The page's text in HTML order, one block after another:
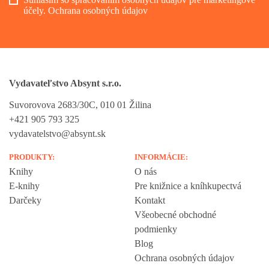
účely. Ochrana osobných údajov
Vydavateľstvo Absynt s.r.o.
Suvorovova 2683/30C, 010 01 Žilina
+421 905 793 325
vydavatelstvo@absynt.sk
PRODUKTY:
Knihy
E-knihy
Darčeky
INFORMÁCIE:
O nás
Pre knižnice a kníhkupectvá
Kontakt
Všeobecné obchodné
podmienky
Blog
Ochrana osobných údajov